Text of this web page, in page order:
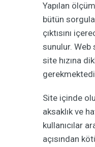
Yapılan
bütün
çıktısını
sunulur. Web
site hızına
Site içinde
aksaklık ve
kullanıcılar
açısından